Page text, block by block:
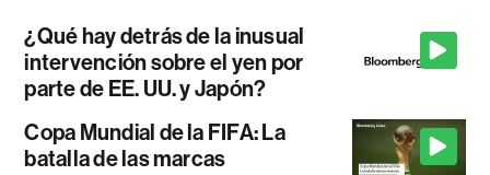
¿Qué hay detrás de la inusual
intervención sobre el yen por
parte de EE. UU. y Japón?
Copa Mundial de la FIFA: La
batalla de las marcas